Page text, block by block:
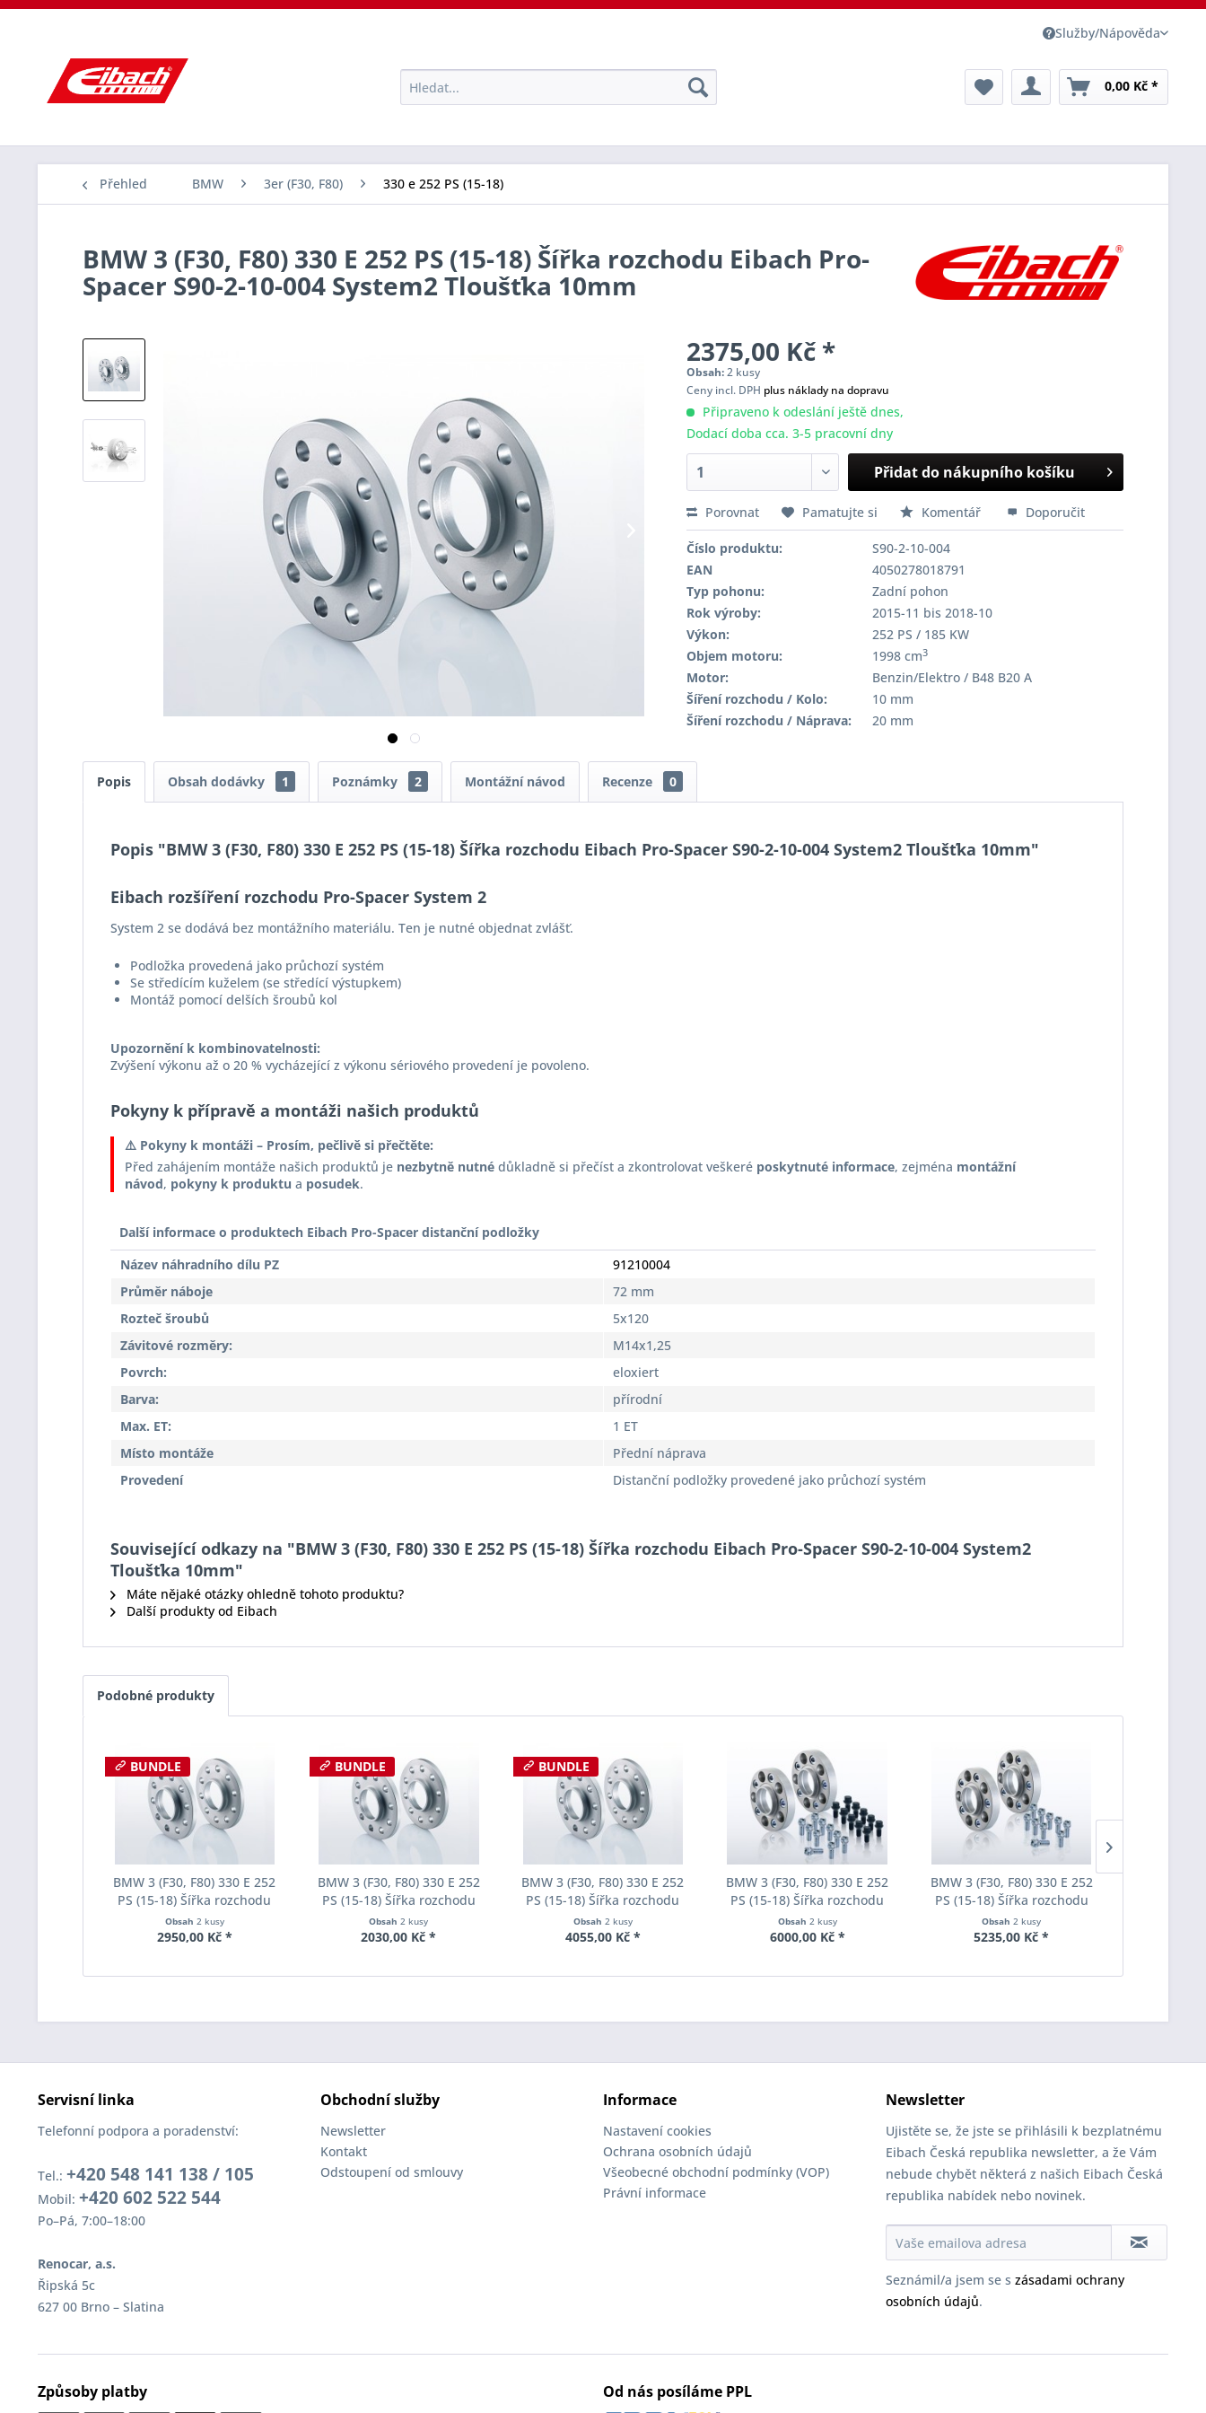
Služby/Nápověda
0,00 Kč *
Přehled BMW 3er (F30, F80) 330 e 252 PS (15-18)
BMW 3 (F30, F80) 330 E 252 PS (15-18) Šířka rozchodu Eibach Pro-
Spacer S90-2-10-004 System2 Tloušťka 10mm
2375,00 Kč *
Obsah:2 kusy
Ceny incl. DPH plus náklady na dopravu
Připraveno k odeslání ještě dnes,
Dodací doba cca. 3-5 pracovní dny
Přidat do nákupního košíku
Porovnat Pamatujte si Komentář Doporučit
Číslo produktu:
S90-2-10-004
EAN
4050278018791
Typ pohonu:
Zadní pohon
Rok výroby:
2015-11 bis 2018-10
Výkon:
252 PS / 185 KW
Objem motoru:
1998 cm3
Motor:
Benzin/Elektro / B48 B20 A
Šíření rozchodu / Kolo:
10 mm
Šíření rozchodu / Náprava:
20 mm
Popis Obsah dodávky 1 Poznámky 2 Montážní návod Recenze 0
Popis "BMW 3 (F30, F80) 330 E 252 PS (15-18) Šířka rozchodu Eibach Pro-Spacer S90-2-10-004 System2 Tloušťka 10mm"
Eibach rozšíření rozchodu Pro-Spacer System 2
System 2 se dodává bez montážního materiálu. Ten je nutné objednat zvlášť.
Podložka provedená jako průchozí systém
Se středícím kuželem (se středící výstupkem)
Montáž pomocí delších šroubů kol
Upozornění k kombinovatelnosti:
Zvýšení výkonu až o 20 % vycházející z výkonu sériového provedení je povoleno.
Pokyny k přípravě a montáži našich produktů
⚠️ Pokyny k montáži – Prosím, pečlivě si přečtěte:
Před zahájením montáže našich produktů je nezbytně nutné důkladně si přečíst a zkontrolovat veškeré poskytnuté informace, zejména montážní
návod, pokyny k produktu a posudek.
Další informace o produktech Eibach Pro-Spacer distanční podložky
Název náhradního dílu PZ
91210004
Průměr náboje
72 mm
Rozteč šroubů
5x120
Závitové rozměry:
M14x1,25
Povrch:
eloxiert
Barva:
přírodní
Max. ET:
1 ET
Místo montáže
Přední náprava
Provedení
Distanční podložky provedené jako průchozí systém
Související odkazy na "BMW 3 (F30, F80) 330 E 252 PS (15-18) Šířka rozchodu Eibach Pro-Spacer S90-2-10-004 System2
Tloušťka 10mm"
Máte nějaké otázky ohledně tohoto produktu?
Další produkty od Eibach
Podobné produkty
BUNDLE
BMW 3 (F30, F80) 330 E 252
PS (15-18) Šířka rozchodu
Eibach Pro-Spacer S90-2-12-
002 System2 Tloušťka 12mm
Obsah 2 kusy
2950,00 Kč *
BUNDLE
BMW 3 (F30, F80) 330 E 252
PS (15-18) Šířka rozchodu
Eibach Pro-Spacer S90-2-15-
001 System2 Tloušťka 15mm
Obsah2 kusy
2030,00 Kč *
BUNDLE
BMW 3 (F30, F80) 330 E 252
PS (15-18) Šířka rozchodu
Eibach Pro-Spacer S90-2-20-
020 System2 Tloušťka 20mm
Obsah 2 kusy
4055,00 Kč *
BMW 3 (F30, F80) 330 E 252
PS (15-18) Šířka rozchodu
Eibach Pro-Spacer S90-7-20-
036 System7 Tloušťka 20mm
Obsah 2 kusy
6000,00 Kč *
BMW 3 (F30, F80) 330 E 252
PS (15-18) Šířka rozchodu
Eibach Pro-Spacer S90-7-25-
038 System7 Tloušťka 25mm
Obsah2 kusy
5235,00 Kč *
Servisní linka
Telefonní podpora a poradenství:
Tel.: +420 548 141 138 / 105
Mobil: +420 602 522 544
Po–Pá, 7:00–18:00
Renocar, a.s.
Řipská 5c
627 00 Brno – Slatina
Obchodní služby
Newsletter
Kontakt
Odstoupení od smlouvy
Informace
Nastavení cookies
Ochrana osobních údajů
Všeobecné obchodní podmínky (VOP)
Právní informace
Newsletter
Ujistěte se, že jste se přihlásili k bezplatnému
Eibach Česká republika newsletter, a že Vám
nebude chybět některá z našich Eibach Česká
republika nabídek nebo novinek.
Seznámil/a jsem se s zásadami ochrany
osobních údajů.
Způsoby platby Od nás posíláme PPL